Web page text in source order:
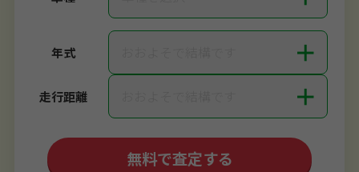
年式 ＋
走行距離 ＋
無料で査定する